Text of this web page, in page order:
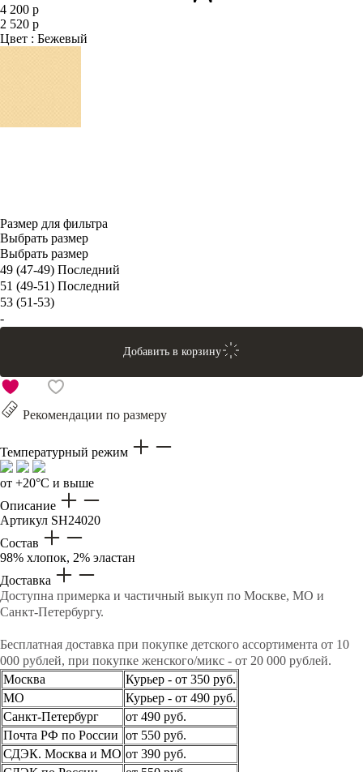
4 200 р
2 520 р
Цвет : Бежевый
Размер для фильтра
Выбрать размер
Выбрать размер
49 (47-49) Последний
51 (49-51) Последний
53 (51-53)
-
Добавить в корзину
Рекомендации по размеру
Температурный режим
от +20°C и выше
Описание
Артикул SH24020
Состав
98% хлопок, 2% эластан
Доставка
Доступна примерка и частичный выкуп по Москве, МО и
Санкт-Петербургу.
Бесплатная доставка при покупке детского ассортимента от 10
000 рублей, при покупке женского/микс - от 20 000 рублей.
Москва
Курьер - от 350 руб.
МО
Курьер - от 490 руб.
Санкт-Петербург
от 490 руб.
Почта РФ по России от 550 руб.
СДЭК. Москва и МО от 390 руб.